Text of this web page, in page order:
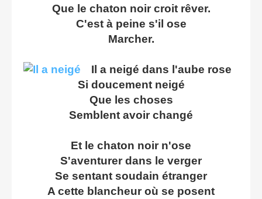
Que le chaton noir croit rêver.
C'est à peine s'il ose
Marcher.
Il a neigé dans l'aube rose
Si doucement neigé
Que les choses
Semblent avoir changé
Et le chaton noir n'ose
S'aventurer dans le verger
Se sentant soudain étranger
A cette blancheur où se posent